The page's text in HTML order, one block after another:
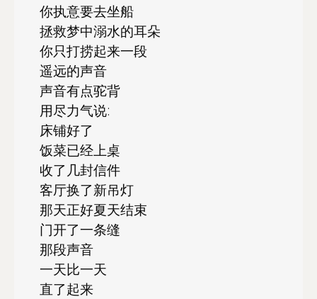
你执意要去坐船
拯救梦中溺水的耳朵
你只打捞起来一段
遥远的声音
声音有点驼背
用尽力气说:
床铺好了
饭菜已经上桌
收了几封信件
客厅换了新吊灯
那天正好夏天结束
门开了一条缝
那段声音
一天比一天
直了起来